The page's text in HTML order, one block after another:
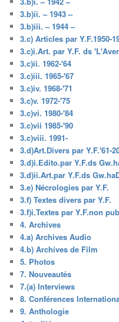
3.b)ii. – 1943 –
3.b)iii. – 1944 –
3.c) Articles par Y.F.1950-
3.c)i.Art. par Y.F. ds
3.c)ii. 1962-'64
3.c)iii. 1965-'67
3.c)iv. 1968-'71
3.c)v. 1972-'75
3.c)vi. 1980-'84
3.c)vii 1985-'90
3.c)viii. 1991-
3.d)Art.Divers par Y.F.'61-
3.d)i.Edito.par Y.F.ds
3.d)ii.Art.par Y.F.ds
3.e) Nécrologies par Y.F.
3.f) Textes divers par Y.F.
3.f)i.Textes par Y.F.non
4. Archives
4.a) Archives Audio
4.b) Archives de Film
5. Photos
7. Nouveautés
7.(a) Interviews
8. Conférences
9. Anthologie